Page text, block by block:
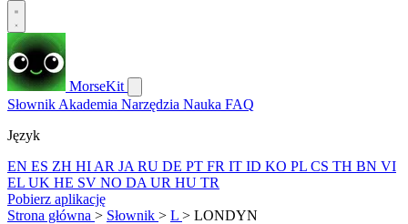
MorseKit
Słownik Akademia Narzędzia Nauka FAQ
Język
EN ES ZH HI AR JA RU DE PT FR IT ID KO PL CS TH BN VI
EL UK HE SV NO DA UR HU TR
Pobierz aplikację
Strona główna > Słownik > L > LONDYN